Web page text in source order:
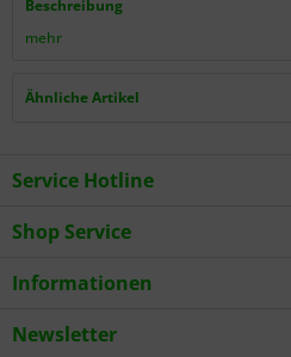
Beschreibung
mehr
Ähnliche Artikel
Service Hotline
Shop Service
Informationen
Newsletter